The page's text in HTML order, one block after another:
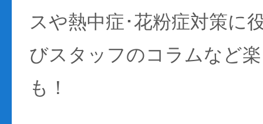
スや熱中症･花粉症対策に
びスタッフのコラムなど
も！